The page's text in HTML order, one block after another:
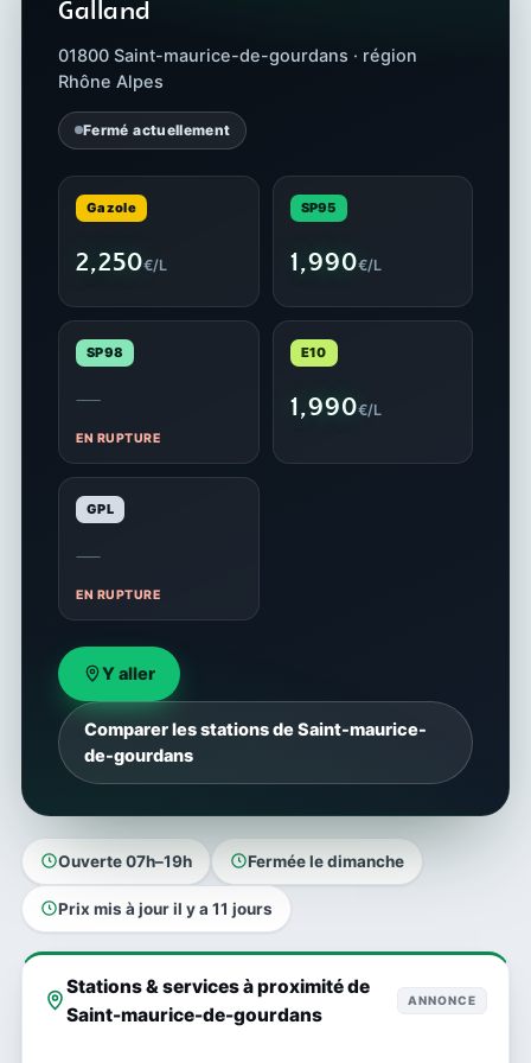
Galland
01800 Saint-maurice-de-gourdans · région
Rhône Alpes
Fermé actuellement
Gazole
2,250€/L
SP95
1,990€/L
SP98
—
EN RUPTURE
E10
1,990€/L
GPL
—
EN RUPTURE
Y aller
Comparer les stations de Saint-maurice-
de-gourdans
Ouverte 07h–19h Fermée le dimanche
Prix mis à jour il y a 11 jours
Stations & services à proximité de
Saint-maurice-de-gourdans
ANNONCE